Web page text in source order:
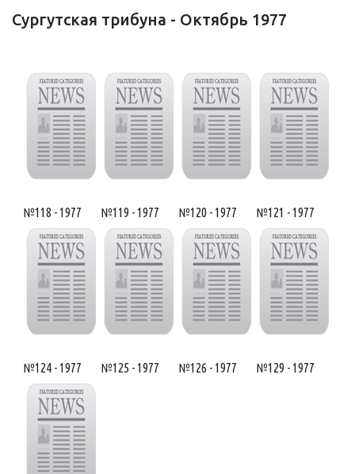
Сургутская трибуна - Октябрь 1977
№118 - 1977 №119 - 1977 №120 - 1977 №121 - 1977
№124 - 1977 №125 - 1977 №126 - 1977 №129 - 1977